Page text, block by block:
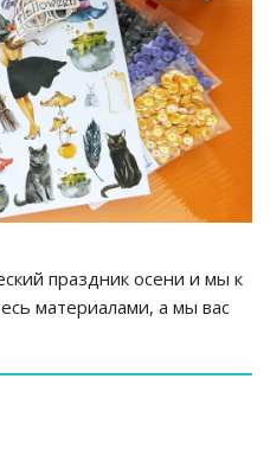
праздник осени и мы к
материалами, а мы вас